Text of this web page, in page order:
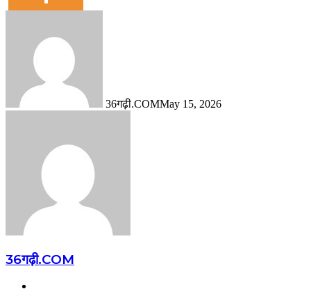
36गढ़ी.COMMay 15, 2026
36गढ़ी.COM